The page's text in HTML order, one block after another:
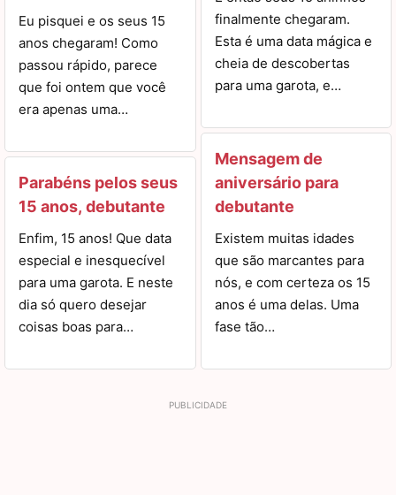
Eu pisquei e os seus 15
anos chegaram! Como
passou rápido, parece
que foi ontem que você
era apenas uma…
Parabéns pelos seus
15 anos, debutante
Enfim, 15 anos! Que data
especial e inesquecível
para uma garota. E neste
dia só quero desejar
coisas boas para…
finalmente chegaram.
Esta é uma data mágica e
cheia de descobertas
para uma garota, e…
Mensagem de
aniversário para
debutante
Existem muitas idades
que são marcantes para
nós, e com certeza os 15
anos é uma delas. Uma
fase tão…